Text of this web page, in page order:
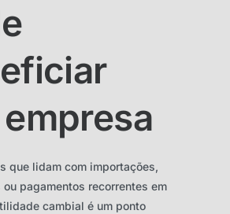
que lidam com importações,
pagamentos recorrentes em
cambial é um ponto